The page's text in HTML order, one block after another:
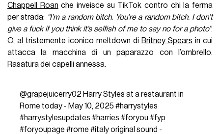
Chappell Roan che inveisce su TikTok contro chi la ferma
per strada: “I’m a random bitch. You’re a random bitch. I don’t
give a fuck if you think it’s selfish of me to say no for a photo”.
O, al tristemente iconico meltdown di Britney Spears in cui
attacca la macchina di un paparazzo con l’ombrello.
Rasatura dei capelli annessa.
@grapejuicerry02 Harry Styles at a restaurant in
Rome today - May 10, 2025 #harrystyles
#harrystylesupdates #harries #foryou #fyp
#foryoupage #rome #italyoriginal sound -